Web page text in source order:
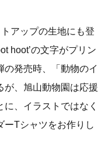
アップの生地にも登
hoot’の文字がプリン
の発売時、「動物のイ
が、旭山動物園は応援
、イラストではなく
ーTシャツをお作りし